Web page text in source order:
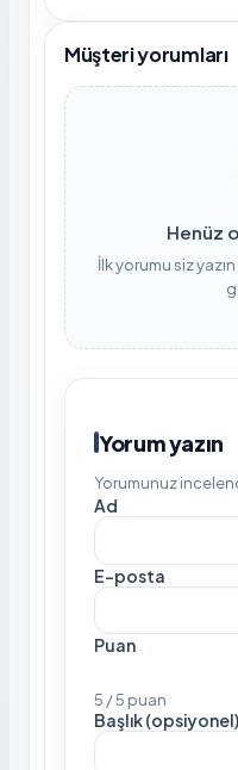
Müşteri yorumları
Henüz
İlk yorumu siz
Yorum yazın
Yorumunuz
Ad
E-posta
Puan
5 / 5 puan
Başlık (opsiyonel)